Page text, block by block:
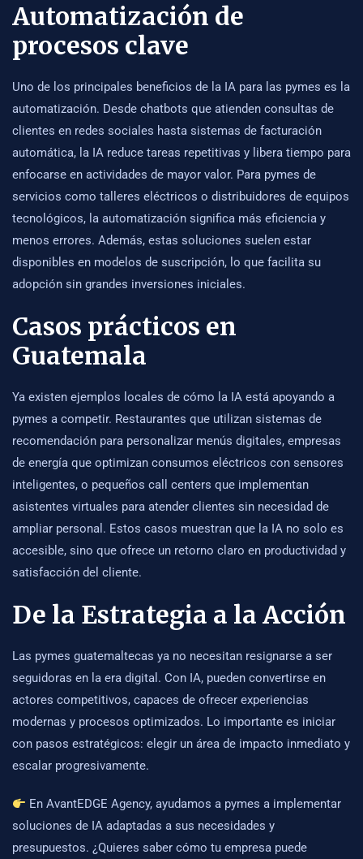
Automatización de
procesos clave
Uno de los principales beneficios de la IA para las pymes es la
automatización. Desde chatbots que atienden consultas de
clientes en redes sociales hasta sistemas de facturación
automática, la IA reduce tareas repetitivas y libera tiempo para
enfocarse en actividades de mayor valor. Para pymes de
servicios como talleres eléctricos o distribuidores de equipos
tecnológicos, la automatización significa más eficiencia y
menos errores. Además, estas soluciones suelen estar
disponibles en modelos de suscripción, lo que facilita su
adopción sin grandes inversiones iniciales.
Casos prácticos en
Guatemala
Ya existen ejemplos locales de cómo la IA está apoyando a
pymes a competir. Restaurantes que utilizan sistemas de
recomendación para personalizar menús digitales, empresas
de energía que optimizan consumos eléctricos con sensores
inteligentes, o pequeños call centers que implementan
asistentes virtuales para atender clientes sin necesidad de
ampliar personal. Estos casos muestran que la IA no solo es
accesible, sino que ofrece un retorno claro en productividad y
satisfacción del cliente.
De la Estrategia a la Acción
Las pymes guatemaltecas ya no necesitan resignarse a ser
seguidoras en la era digital. Con IA, pueden convertirse en
actores competitivos, capaces de ofrecer experiencias
modernas y procesos optimizados. Lo importante es iniciar
con pasos estratégicos: elegir un área de impacto inmediato y
escalar progresivamente.
En AvantEDGE Agency, ayudamos a pymes a implementar
soluciones de IA adaptadas a sus necesidades y
presupuestos. ¿Quieres saber cómo tu empresa puede